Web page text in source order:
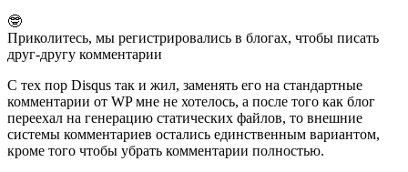
🤓
Приколитесь, мы регистрировались в блогах, чтобы писать
друг-другу комментарии
С тех пор Disqus так и жил, заменять его на стандартные
комментарии от WP мне не хотелось, а после того как блог
переехал на генерацию статических файлов, то внешние
системы комментариев остались единственным вариантом,
кроме того чтобы убрать комментарии полностью.